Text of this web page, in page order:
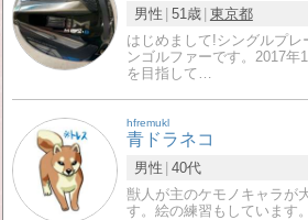
男性 51歳 東京都
はじめまして!シングルプ
ンゴルファーです。2017年
を目指して…
hfremukl
青ドラネコ
男性 40代
獣人が主のケモノキャラが
す。絵の練習もしています。